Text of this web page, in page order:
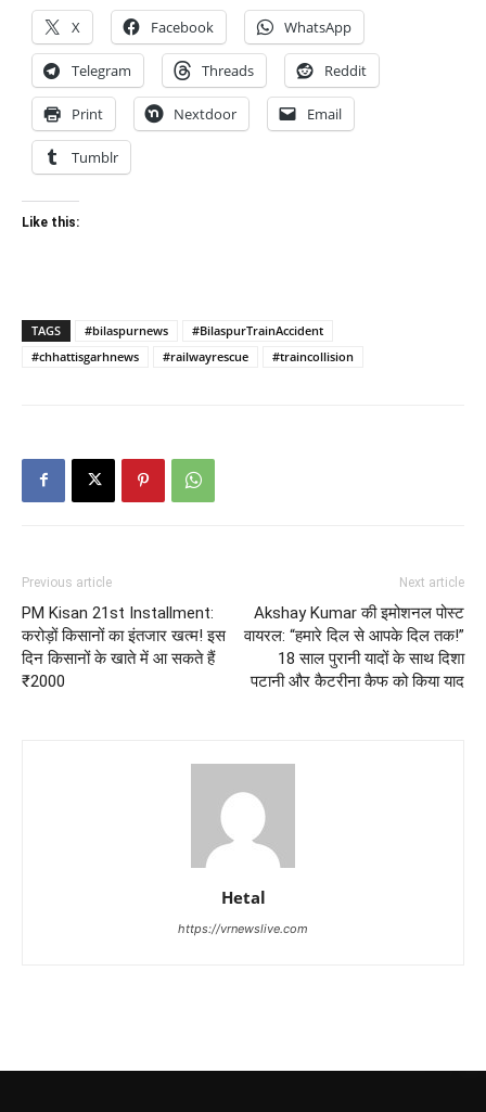
X Facebook WhatsApp
Telegram Threads Reddit
Print Nextdoor Email
Tumblr
Like this:
TAGS #bilaspurnews
#BilaspurTrainAccident
#chhattisgarhnews
#railwayrescue #traincollision
Previous article
PM Kisan 21st Installment:
करोड़ों किसानों का इंतजार खत्म! इस
दिन किसानों के खाते में आ सकते हैं
₹2000
Next article
Akshay Kumar की इमोशनल पोस्ट
वायरल: “हमारे दिल से आपके दिल तक!”
18 साल पुरानी यादों के साथ दिशा
पटानी और कैटरीना कैफ को किया याद
Hetal
https://vrnewslive.com